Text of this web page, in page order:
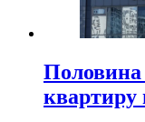
Половина
квартиру